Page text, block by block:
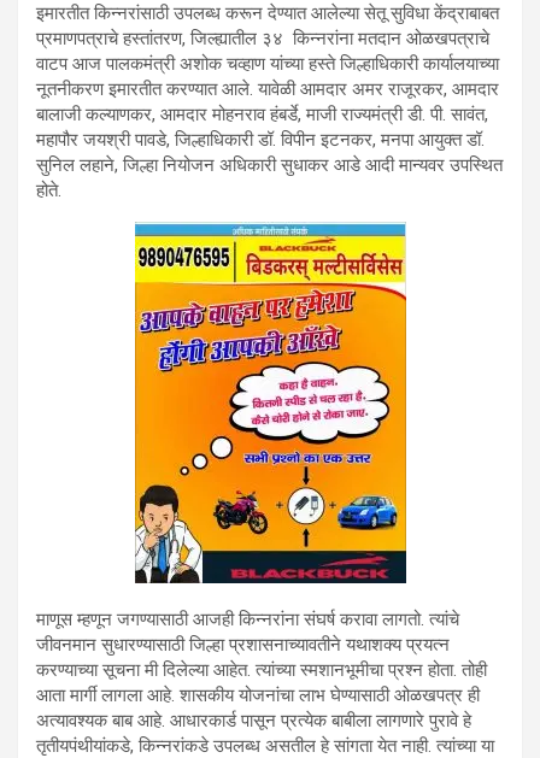
इमारतीत किन्नरांसाठी उपलब्ध करून देण्यात आलेल्या सेतू सुविधा केंद्राबाबत
प्रमाणपत्राचे हस्तांतरण, जिल्ह्यातील ३४ किन्नरांना मतदान ओळखपत्राचे
वाटप आज पालकमंत्री अशोक चव्हाण यांच्या हस्ते जिल्हाधिकारी कार्यालयाच्या
नूतनीकरण इमारतीत करण्यात आले. यावेळी आमदार अमर राजूरकर, आमदार
बालाजी कल्याणकर, आमदार मोहनराव हंबर्डे, माजी राज्यमंत्री डी. पी. सावंत,
महापौर जयश्री पावडे, जिल्हाधिकारी डॉ. विपीन इटनकर, मनपा आयुक्त डॉ.
सुनिल लहाने, जिल्हा नियोजन अधिकारी सुधाकर आडे आदी मान्यवर उपस्थित
होते.
माणूस म्हणून जगण्यासाठी आजही किन्नरांना संघर्ष करावा लागतो. त्यांचे
जीवनमान सुधारण्यासाठी जिल्हा प्रशासनाच्यावतीने यथाशक्य प्रयत्न
करण्याच्या सूचना मी दिलेल्या आहेत. त्यांच्या स्मशानभूमीचा प्रश्न होता. तोही
आता मार्गी लागला आहे. शासकीय योजनांचा लाभ घेण्यासाठी ओळखपत्र ही
अत्यावश्यक बाब आहे. आधारकार्ड पासून प्रत्येक बाबीला लागणारे पुरावे हे
तृतीयपंथीयांकडे, किन्नरांकडे उपलब्ध असतील हे सांगता येत नाही. त्यांच्या या